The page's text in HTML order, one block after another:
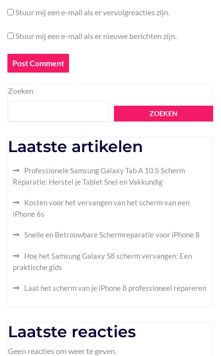
Stuur mij een e-mail als er vervolgreacties zijn.
Stuur mij een e-mail als er nieuwe berichten zijn.
Zoeken
ZOEKEN
Laatste artikelen
Professionele Samsung Galaxy Tab A 10.5 Scherm
Reparatie: Herstel je Tablet Snel en Vakkundig
Kosten voor het vervangen van het scherm van een
iPhone 6s
Snelle en Betrouwbare Schermreparatie voor iPhone 8
Hoe het Samsung Galaxy S8 scherm vervangen: Een
praktische gids
Laat het scherm van je iPhone 8 professioneel repareren
Laatste reacties
Geen reacties om weer te geven.